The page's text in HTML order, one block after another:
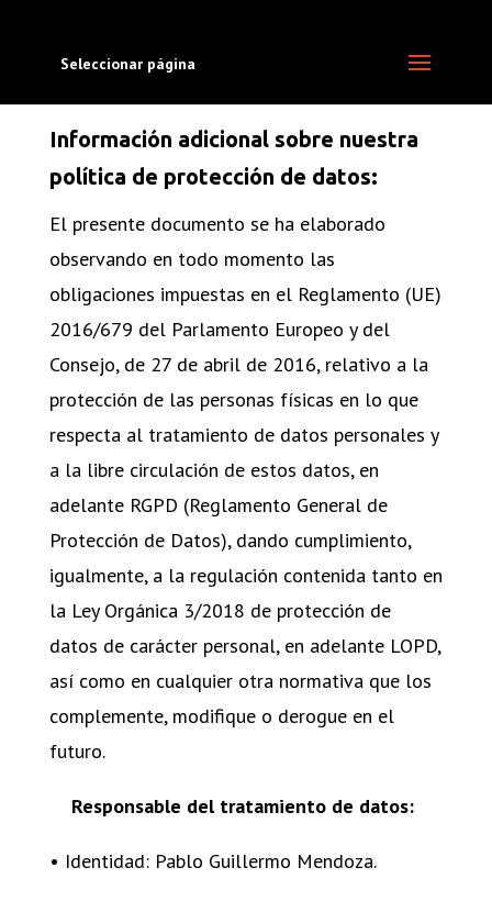
Seleccionar página
Información adicional sobre nuestra
política de protección de datos:
El presente documento se ha elaborado
observando en todo momento las
obligaciones impuestas en el Reglamento (UE)
2016/679 del Parlamento Europeo y del
Consejo, de 27 de abril de 2016, relativo a la
protección de las personas físicas en lo que
respecta al tratamiento de datos personales y
a la libre circulación de estos datos, en
adelante RGPD (Reglamento General de
Protección de Datos), dando cumplimiento,
igualmente, a la regulación contenida tanto en
la Ley Orgánica 3/2018 de protección de
datos de carácter personal, en adelante LOPD,
así como en cualquier otra normativa que los
complemente, modifique o derogue en el
futuro.
Responsable del tratamiento de datos:
• Identidad: Pablo Guillermo Mendoza.